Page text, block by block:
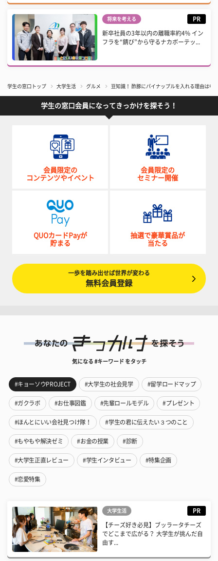
将来を考える PR
新卒社員の3年以内の離職率約4% イン
フラを“錆び”から守るナカボーテッ...
学生の窓口トップ 大学生活 グルメ 豆知識！ 酢豚にパイナップルを入れる理由は中
学生の窓口会員になってきっかけを探そう！
会員限定の
コンテンツやイベント
会員限定の
セミナー開催
QUOカードPayが
貯まる
抽選で豪華賞品が
当たる
一歩を踏み出せば世界が変わる
無料会員登録
気になる #キーワード をタッチ
#キョーソウPROJECT #大学生の社会見学 #留学ロードマップ
#ガクラボ #お仕事図鑑 #先輩ロールモデル #プレゼント
#ほんとにいい会社見つけ隊！ #学生の君に伝えたい３つのこと
#もやもや解決ゼミ #お金の授業 #診断
#大学生正直レビュー #学生インタビュー #特集企画
#恋愛特集
大学生活 PR
【チーズ好き必見】ブッラータチーズ
でどこまで広がる？ 大学生が挑んだ自
由す...